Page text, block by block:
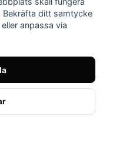
Bekräfta ditt samtycke
anpassa via